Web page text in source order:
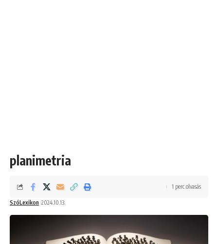
planimetria
SzóLexikon 2024.10.13.
1 perc olvasás